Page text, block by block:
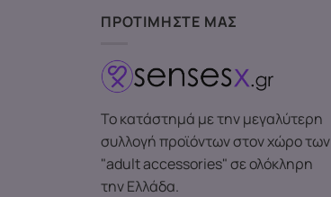
ΠΡΟΤΙΜΗΣΤΕ ΜΑΣ
Το κατάστημά με την μεγαλύτερη
συλλογή προϊόντων στον χώρο των
"adult accessories" σε ολόκληρη
την Ελλάδα.